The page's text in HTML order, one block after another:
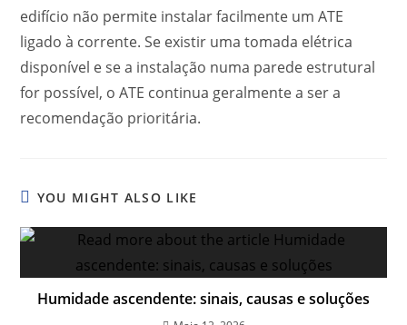
edifício não permite instalar facilmente um ATE
ligado à corrente. Se existir uma tomada elétrica
disponível e se a instalação numa parede estrutural
for possível, o ATE continua geralmente a ser a
recomendação prioritária.
YOU MIGHT ALSO LIKE
Humidade ascendente: sinais, causas e soluções